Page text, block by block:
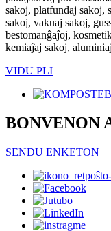
sakoj, platfundaj sakoj,
sakoj, vakuaj sakoj,
bestomanĝaĵoj,
kemiaĵaj sakoj,
VIDU PLI
BONVENON
SENDU ENKETON